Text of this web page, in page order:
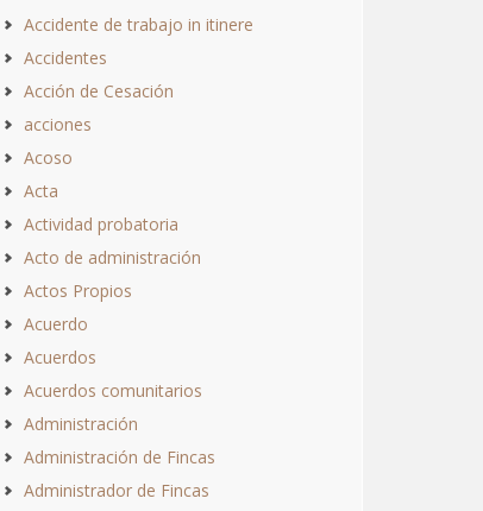
Accidente de trabajo in itinere
Accidentes
Acción de Cesación
acciones
Acoso
Acta
Actividad probatoria
Acto de administración
Actos Propios
Acuerdo
Acuerdos
Acuerdos comunitarios
Administración
Administración de Fincas
Administrador de Fincas